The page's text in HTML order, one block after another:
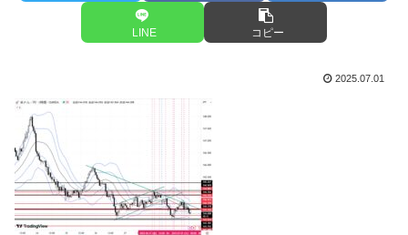
LINE コピー
2025.07.01